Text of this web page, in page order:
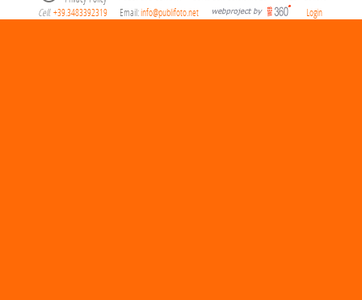
Cell. +39.3483392319 Email:info@publifoto.net Login